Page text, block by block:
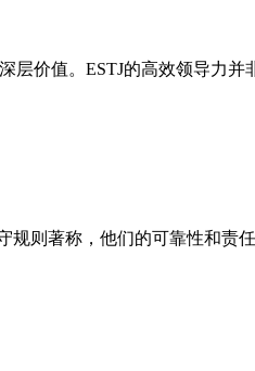
价值。ESTJ的高效领导力并
则著称，他们的可靠性和责